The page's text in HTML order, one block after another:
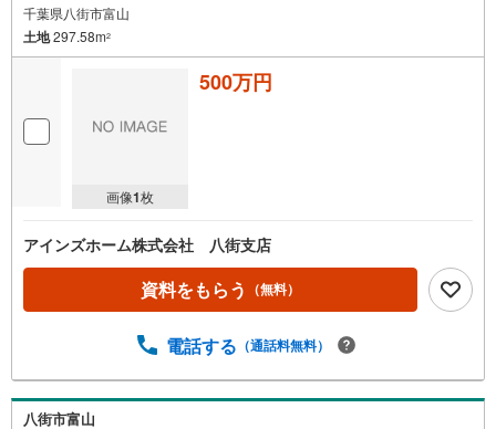
千葉県八街市富山
土地297.58m2
画像1枚
500万円
アインズホーム株式会社 八街支店
資料をもらう （無料）
電話する （通話料無料）
八街市富山